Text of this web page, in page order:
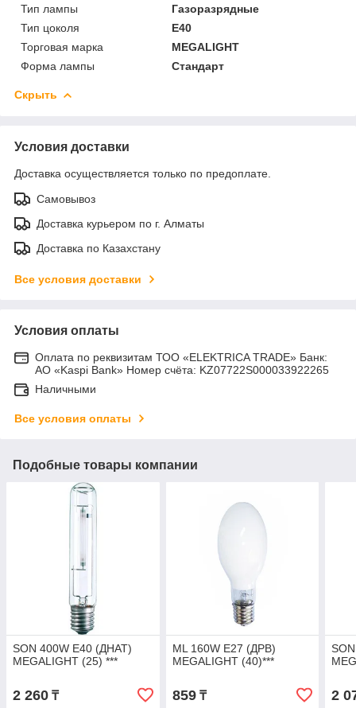
Тип лампы
Газоразрядные
Тип цоколя
E40
Торговая марка
MEGALIGHT
Форма лампы
Стандарт
Скрыть
Условия доставки
Доставка осуществляется только по предоплате.
Самовывоз
Доставка курьером по г. Алматы
Доставка по Казахстану
Все условия доставки
Условия оплаты
Оплата по реквизитам ТОО «ELEKTRICA TRADE» Банк:
АО «Kaspi Bank» Номер счёта: KZ07722S000033922265
Наличными
Все условия оплаты
Подобные товары компании
SON 400W E40 (ДНАТ)
MEGALIGHT (25) ***
2 260 ₸
ML 160W E27 (ДРВ)
MEGALIGHT (40)***
859₸ 2